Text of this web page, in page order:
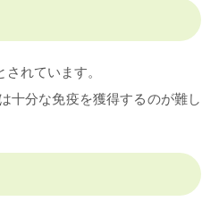
れています。
十分な免疫を獲得するのが難し